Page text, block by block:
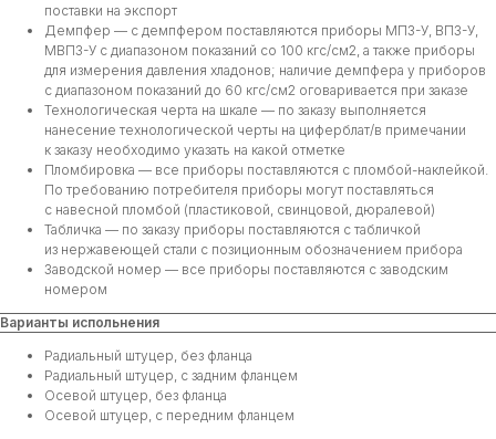
поставки на экспорт
Демпфер — с демпфером поставляются приборы МП3-У, ВП3-У,
МВП3-У с диапазоном показаний со 100 кгс/см2, а также приборы
для измерения давления хладонов; наличие демпфера у приборов
с диапазоном показаний до 60 кгс/см2 оговаривается при заказе
Технологическая черта на шкале — по заказу выполняется
нанесение технологической черты на циферблат/в примечании
к заказу необходимо указать на какой отметке
Пломбировка — все приборы поставляются с пломбой-наклейкой.
По требованию потребителя приборы могут поставляться
с навесной пломбой (пластиковой, свинцовой, дюралевой)
Табличка — по заказу приборы поставляются с табличкой
из нержавеющей стали с позиционным обозначением прибора
Заводской номер — все приборы поставляются с заводским
номером
Варианты испольнения
Радиальный штуцер, без фланца
Радиальный штуцер, с задним фланцем
Осевой штуцер, без фланца
Осевой штуцер, с передним фланцем